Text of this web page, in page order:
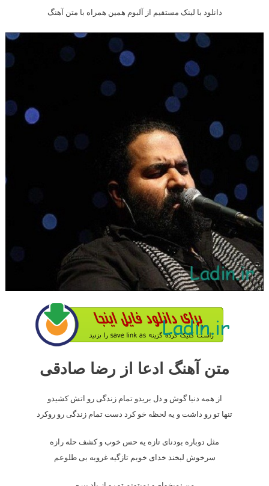
دانلود با لینک مستقیم از آلبوم همین همراه با متن آهنگ
متن آهنگ ادعا از رضا صادقی
از همه دنیا گوش و دل بریدو تمام زندگی رو اتش کشیدو
تنها تو رو داشت و یه لحظه خو کرد دست تمام زندگی رو روکرد
مثل دوباره بودنای تازه یه حس خوب و کشف حله رازه
سرخوش لبخند خدای خوبم تازگیه غروبه بی طلوعم